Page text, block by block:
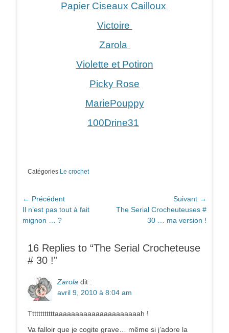
Papier Ciseaux Cailloux
Victoire
Zarola
Violette et Potiron
Picky Rose
MariePouppy
100Drine31
Catégories Le crochet
Navigation
de
l’article
← Précédent
Article
précédent :
Il n’est pas tout à fait
mignon … ?
Suivant →
Article
The Serial Crocheuteuses #
30 … ma version !
16 Replies to “The Serial Crocheteuse
# 30 !”
Zarola dit :
avril 9, 2010 à 8:04 am
Ttttttttttttaaaaaaaaaaaaaaaaaaaaah !
Va falloir que je cogite grave… même si j’adore la